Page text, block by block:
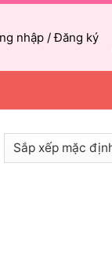
nhập / Đăng ký